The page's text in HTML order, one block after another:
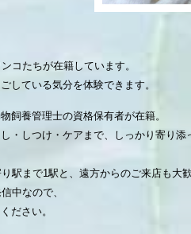
コたちが在籍しています。
している気分を体験できます。
飼養管理士の資格保有者が在籍。
・しつけ・ケアまで、しっかり寄り添
駅まで1駅と、遠方からのご来店も大歓
中なので、
ださい。